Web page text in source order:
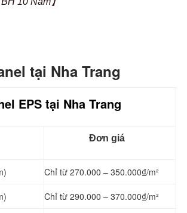
tại Nha Trang
EPS tại Nha Trang
Đơn giá
Chỉ từ 270.000 – 350.000₫/m²
Chỉ từ 290.000 – 370.000₫/m²